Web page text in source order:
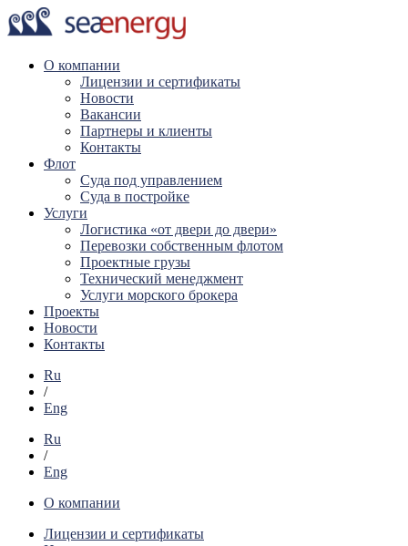
О компании
Лицензии и сертификаты
Новости
Вакансии
Партнеры и клиенты
Контакты
Флот
Суда под управлением
Суда в постройке
Услуги
Логистика «от двери до двери»
Перевозки собственным флотом
Проектные грузы
Технический менеджмент
Услуги морского брокера
Проекты
Новости
Контакты
Ru
/
Eng
Ru
/
Eng
О компании
Лицензии и сертификаты